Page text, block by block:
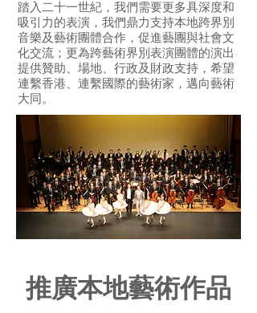
踏入二十一世紀，我們需要更多具深度和
吸引力的表演，我們鼎力支持本地跨界別
音樂及藝術團體合作，促進藝團與社會文
化交流；更為跨藝術界別表演團體的演出
提供贊助、場地、行政及財政支持，希望
連繫香港、連繫國際的藝術家，邁向藝術
大同。
推廣本地藝術作品